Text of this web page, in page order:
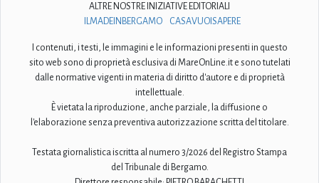
ALTRE NOSTRE INIZIATIVE EDITORIALI
ILMADEINBERGAMO
CASAVUOISAPERE
I contenuti, i testi, le immagini e le informazioni presenti in questo
sito web sono di proprietà esclusiva di MareOnLine.it e sono tutelati
dalle normative vigenti in materia di diritto d'autore e di proprietà
intellettuale.
È vietata la riproduzione, anche parziale, la diffusione o
l'elaborazione senza preventiva autorizzazione scritta del titolare.
Testata giornalistica iscritta al numero 3/2026 del Registro Stampa
del Tribunale di Bergamo.